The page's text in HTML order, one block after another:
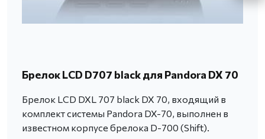
Брелок LCD D707 black для Pandora DX 70
Брелок LCD DXL 707 black DX 70, входящий в
комплект системы Pandora DX-70, выполнен в
известном корпусе брелока D-700 (Shift).